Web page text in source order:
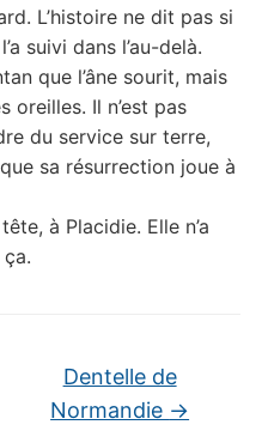
L’histoire ne dit pas si
suivi dans l’au-delà.
que l’âne sourit, mais
oreilles. Il n’est pas
du service sur terre,
sa résurrection joue à
à Placidie. Elle n’a
Dentelle de
Normandie →